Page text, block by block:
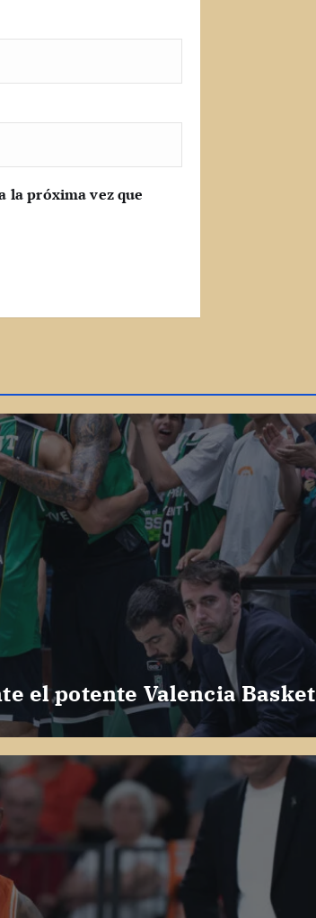
la próxima vez que
el potente Valencia Basket